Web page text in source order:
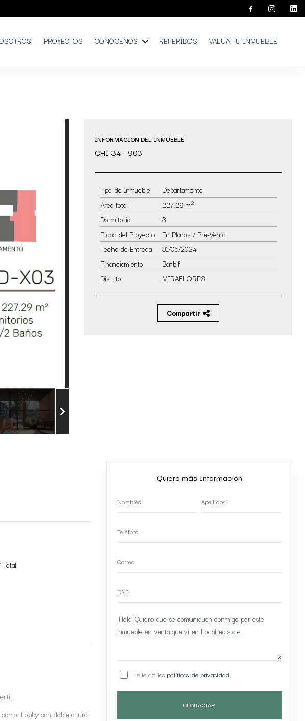
PROYECTOS CONÓCENOS REFERIDOS VALUA TU INMUEBLE
INFORMACIÓN DEL INMUEBLE
CHI 34 - 903
Tipo de Inmueble
Departamento
Área total
227.29 m2
Dormitorio
3
Etapa del Proyecto
En Planos / Pre-Venta
Fecha de Entrega
31/05/2024
Financiamiento
Banbif
Distrito
MIRAFLORES
Compartir
Total
Lobby con doble altura,
Quiero más Información
He leído las políticas de privacidad.
CONTACTAR